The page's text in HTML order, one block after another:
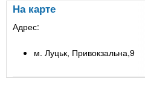
На карте
Адрес:
м. Луцьк, Привокзальна,9